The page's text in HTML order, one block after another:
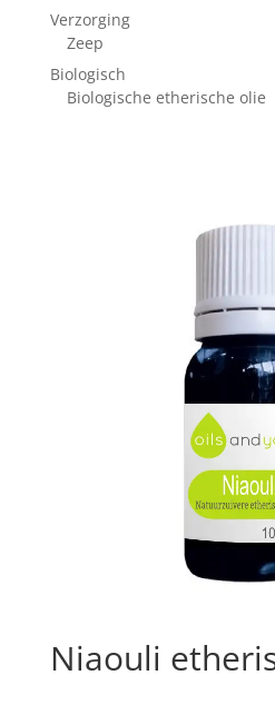
Verzorging
Zeep
Biologisch
Biologische etherische olie
Niaouli